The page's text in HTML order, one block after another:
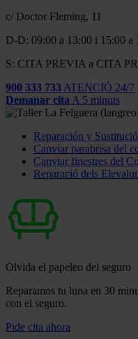
c/ Doctor Fleming, 11
D-D: 09:00 a 13:00 i 15:00 a
S: CITA PREVIA a CITA
900 333 733 ATENCIÓ 24/7
Demanar cita A 5 minuts
Reparación y
Canviar parabrisa del
Canviar finestres del
Reparació dels
Olvida el papeleo del seguro
Reparamos tu luna en 30
con el seguro.
Pide cita ahora